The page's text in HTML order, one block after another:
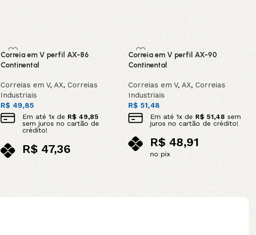
Correia em V perfil AX-86
Continental
Correias em V,AX,Correias
Industriais
R$ 49,85
Em até1x deR$49,85
sem juros no cartão de
crédito!
R$47,36
no pix
Adicionar ao carrinho
Correia em V perfil AX-90
Continental
Correias em V,AX,Correias
Industriais
R$ 51,48
Em até1x deR$ 51,48 sem
juros no cartão de crédito!
R$48,91
no pix
Adicionar ao carrinho